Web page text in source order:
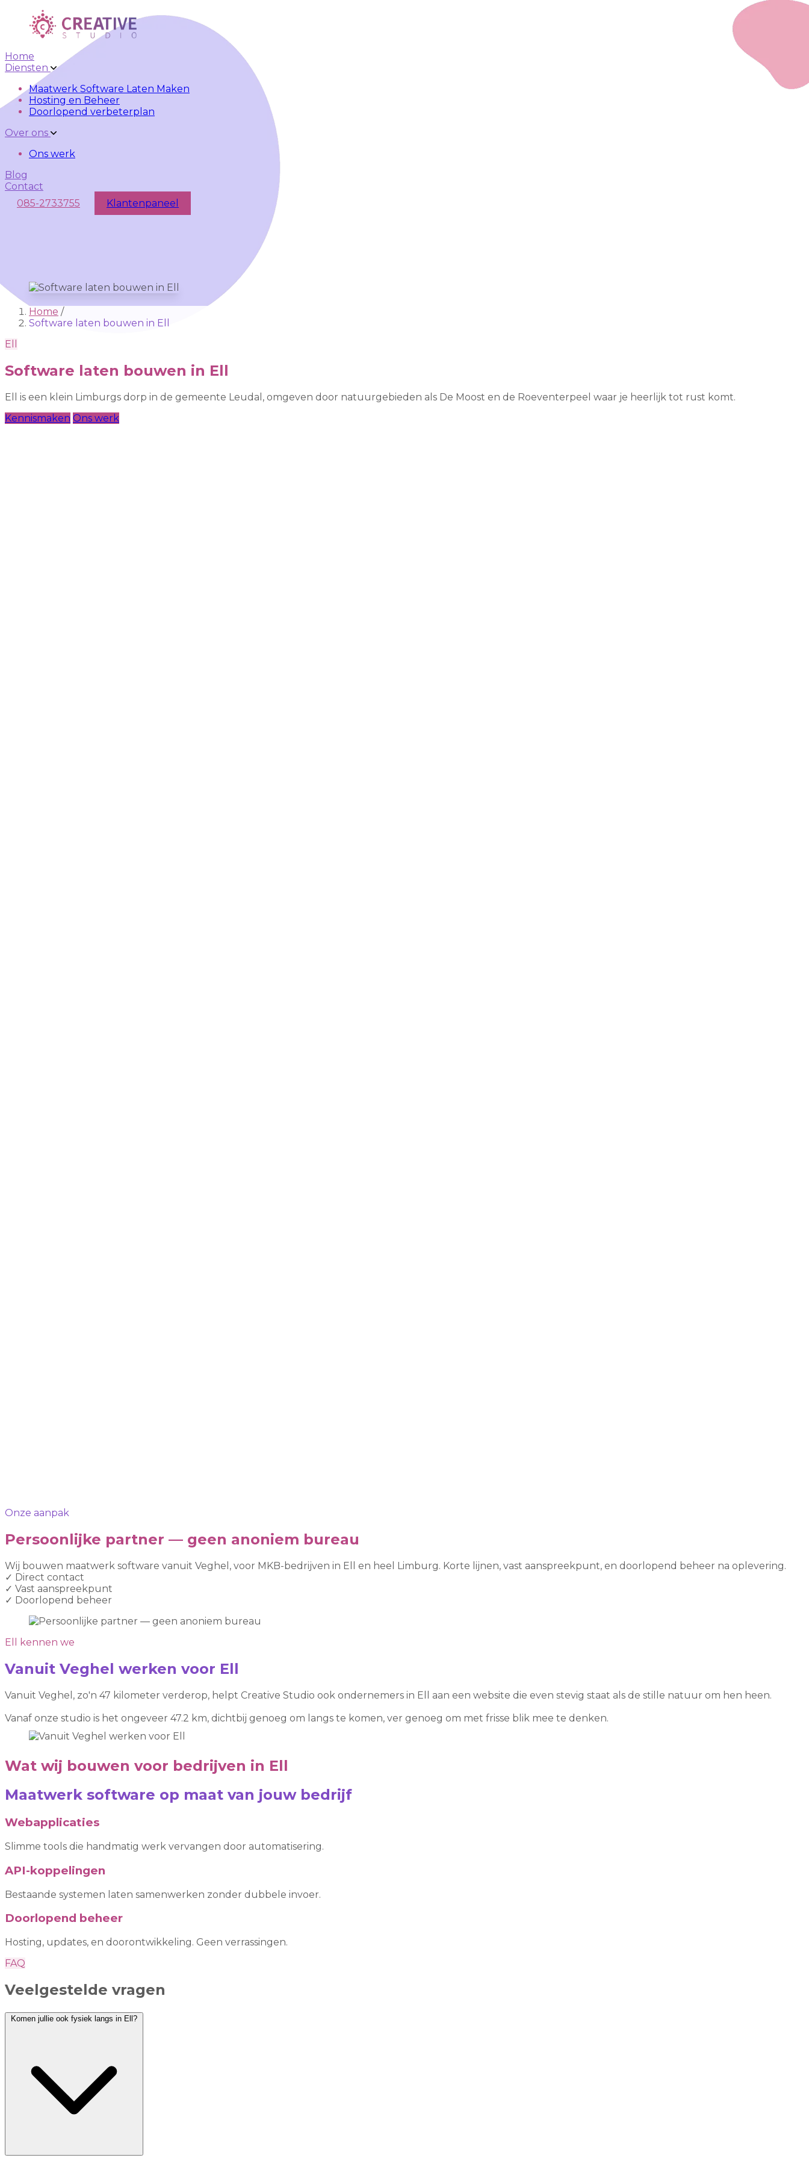
Skip to main content Skip to navigation
Home
Diensten
Maatwerk Software Laten Maken
Hosting en Beheer
Doorlopend verbeterplan
Over ons
Ons werk
Blog
Contact
085-2733755
Klantenpaneel
Home /
Software laten bouwen in Ell
Ell
Software laten bouwen in Ell
Ell is een klein Limburgs dorp in de gemeente Leudal, omgeven door natuurgebieden als De Moost en de Roeventerpeel waar je heerlijk tot rust komt.
Kennismaken Ons werk
Onze aanpak
Persoonlijke partner — geen anoniem bureau
Wij bouwen maatwerk software vanuit Veghel, voor MKB-bedrijven in Ell en heel Limburg. Korte lijnen, vast aanspreekpunt, en doorlopend beheer na oplevering.
✓ Direct contact
✓ Vast aanspreekpunt
✓ Doorlopend beheer
Ell kennen we
Vanuit Veghel werken voor Ell
Vanuit Veghel, zo'n 47 kilometer verderop, helpt Creative Studio ook ondernemers in Ell aan een website die even stevig staat als de stille natuur om hen heen.
Vanaf onze studio is het ongeveer 47.2 km, dichtbij genoeg om langs te komen, ver genoeg om met frisse blik mee te denken.
Wat wij bouwen voor bedrijven in Ell
Maatwerk software op maat van jouw bedrijf
Webapplicaties
Slimme tools die handmatig werk vervangen door automatisering.
API-koppelingen
Bestaande systemen laten samenwerken zonder dubbele invoer.
Doorlopend beheer
Hosting, updates, en doorontwikkeling. Geen verrassingen.
FAQ
Veelgestelde vragen
Komen jullie ook fysiek langs in Ell?